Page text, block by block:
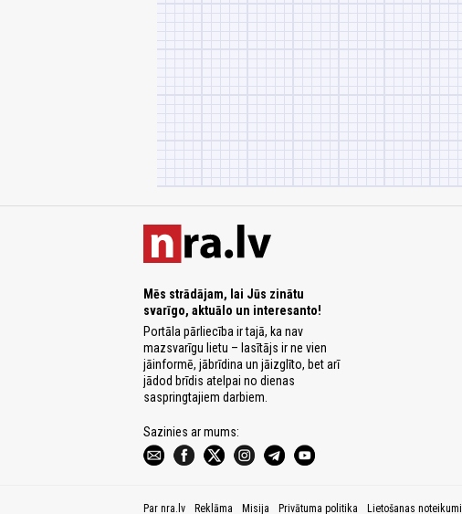
Mēs strādājam, lai Jūs zinātu
svarīgo, aktuālo un interesanto!
Portāla pārliecība ir tajā, ka nav
mazsvarīgu lietu – lasītājs ir ne vien
jāinformē, jābrīdina un jāizglīto, bet arī
jādod brīdis atelpai no dienas
saspringtajiem darbiem.
Sazinies ar mums:
Par nra.lv Reklāma Misija Privātuma politika Lietošanas noteikumi